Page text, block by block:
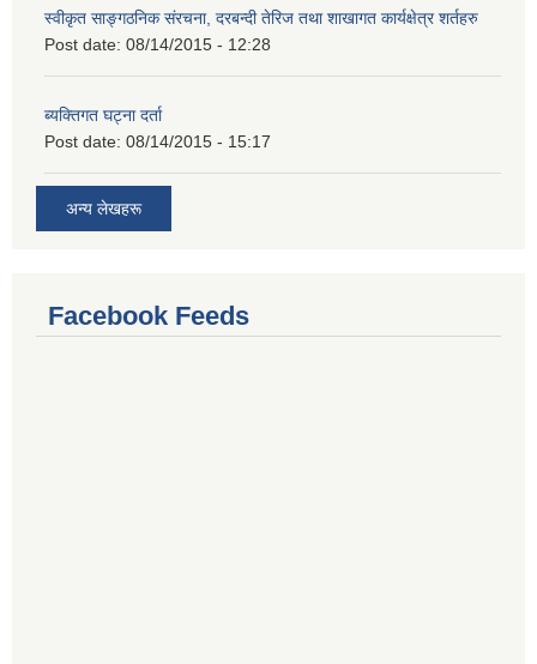
स्वीकृत साङ्गठनिक संरचना, दरबन्दी तेरिज तथा शाखागत कार्यक्षेत्र शर्तहरु
Post date: 08/14/2015 - 12:28
ब्यक्तिगत घट्ना दर्ता
Post date: 08/14/2015 - 15:17
अन्य लेखहरू
Facebook Feeds